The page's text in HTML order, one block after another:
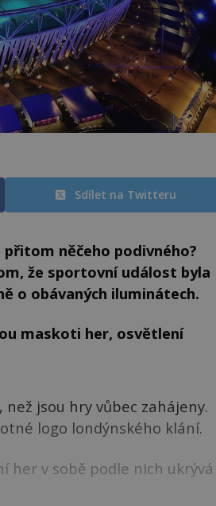
Sdílet na Twitteru
něčeho podivného?
že sportovní událost byla
o obávaných iluminátech.
maskoti her, osvětlení
jsou hry vůbec zahájeny.
logo londýnského klání.
her v sobě podle nich ukrývá